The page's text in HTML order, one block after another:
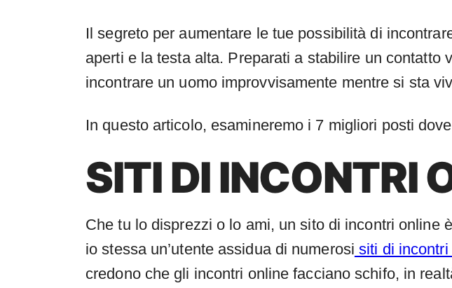
Il segreto per aumentare le tue possibilità di
aperti e la testa alta. Preparati a stabilire un contatto
incontrare un uomo improvvisamente mentre si sta
In questo articolo, esamineremo i 7 migliori posti
SITI DI INCONTRI
Che tu lo disprezzi o lo ami, un sito di incontri online
io stessa un’utente assidua di numerosi siti di incontri
credono che gli incontri online facciano schifo, in